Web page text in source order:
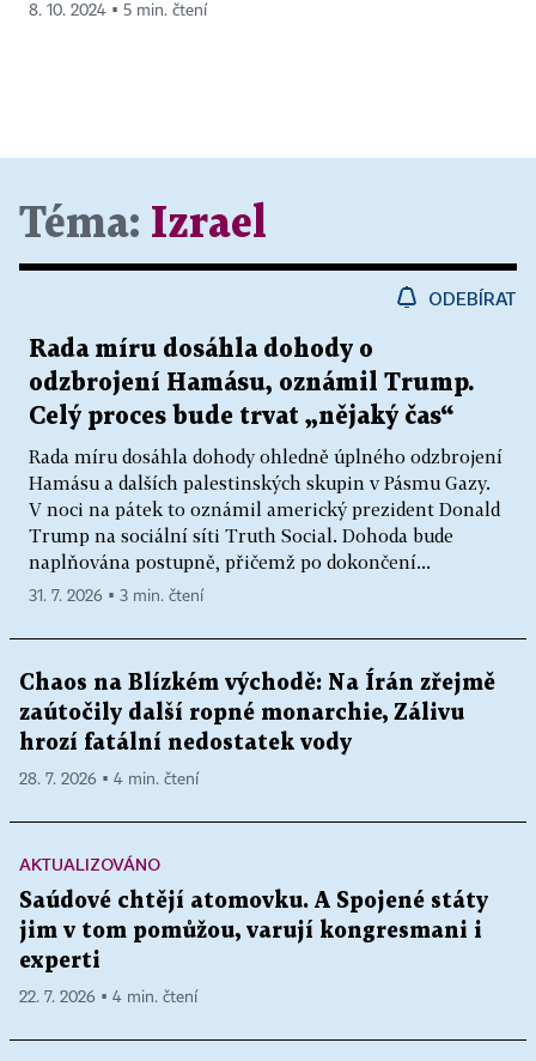
8. 10. 2024 ▪ 5 min. čtení
Téma: Izrael
ODEBÍRAT
Rada míru dosáhla dohody o
odzbrojení Hamásu, oznámil Trump.
Celý proces bude trvat „nějaký čas“
Rada míru dosáhla dohody ohledně úplného odzbrojení
Hamásu a dalších palestinských skupin v Pásmu Gazy.
V noci na pátek to oznámil americký prezident Donald
Trump na sociální síti Truth Social. Dohoda bude
naplňována postupně, přičemž po dokončení...
31. 7. 2026 ▪ 3 min. čtení
Chaos na Blízkém východě: Na Írán zřejmě
zaútočily další ropné monarchie, Zálivu
hrozí fatální nedostatek vody
28. 7. 2026 ▪ 4 min. čtení
AKTUALIZOVÁNO
Saúdové chtějí atomovku. A Spojené státy
jim v tom pomůžou, varují kongresmani i
experti
22. 7. 2026 ▪ 4 min. čtení